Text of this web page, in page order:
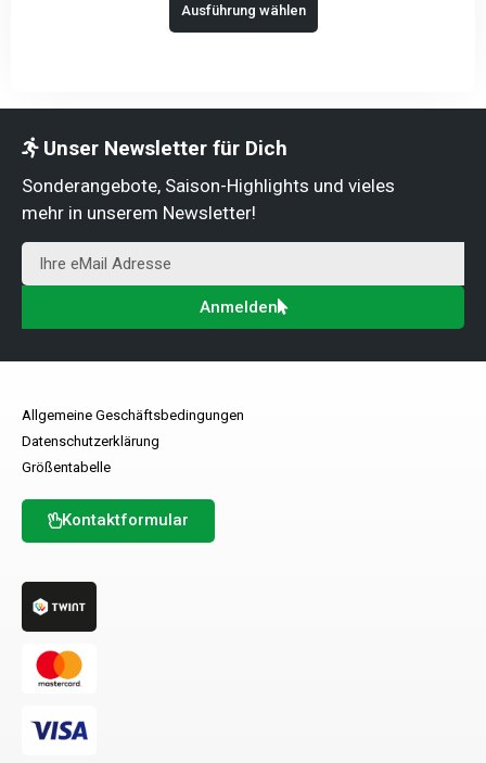
Ausführung wählen
Unser Newsletter für Dich
Sonderangebote, Saison-Highlights und vieles
mehr in unserem Newsletter!
Anmelden
Allgemeine Geschäftsbedingungen
Datenschutzerklärung
Größentabelle
Kontaktformular